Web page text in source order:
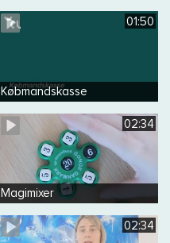
01:50
Købmandskasse
02:34
Magimixer
02:34